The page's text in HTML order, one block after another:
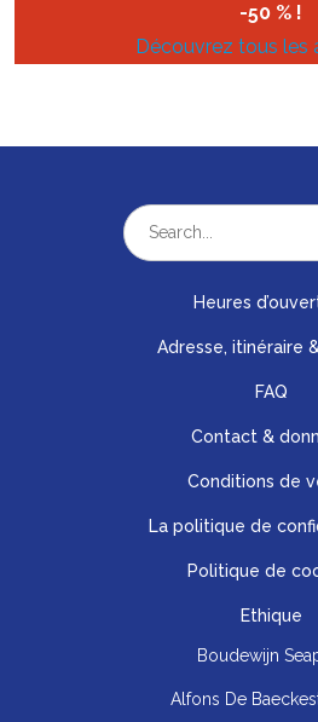
-50 % !
Découvrez tous les
Heures
Adresse, itinéraire
FAQ
Contact &
Conditions de
La politique de
Politique de
Ethique
Boudewijn
Alfons De